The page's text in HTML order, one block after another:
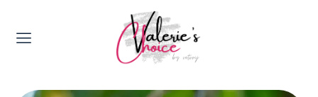
Valerie's Topics
Travel & Culture